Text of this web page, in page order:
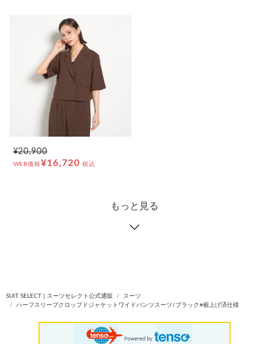
¥20,900
WEB価格¥16,720 税込
もっと見る
SUIT SELECT | スーツセレクト公式通販
スーツ
ハーフスリーブクロップドジャケットワイドパンツスーツ/ブラック※裾上げ済仕様